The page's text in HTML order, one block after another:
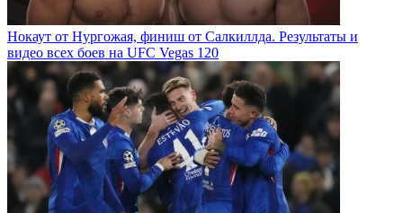
Нокаут от Нургожая, финиш от Салкиллда. Результаты и
видео всех боев на UFC Vegas 120